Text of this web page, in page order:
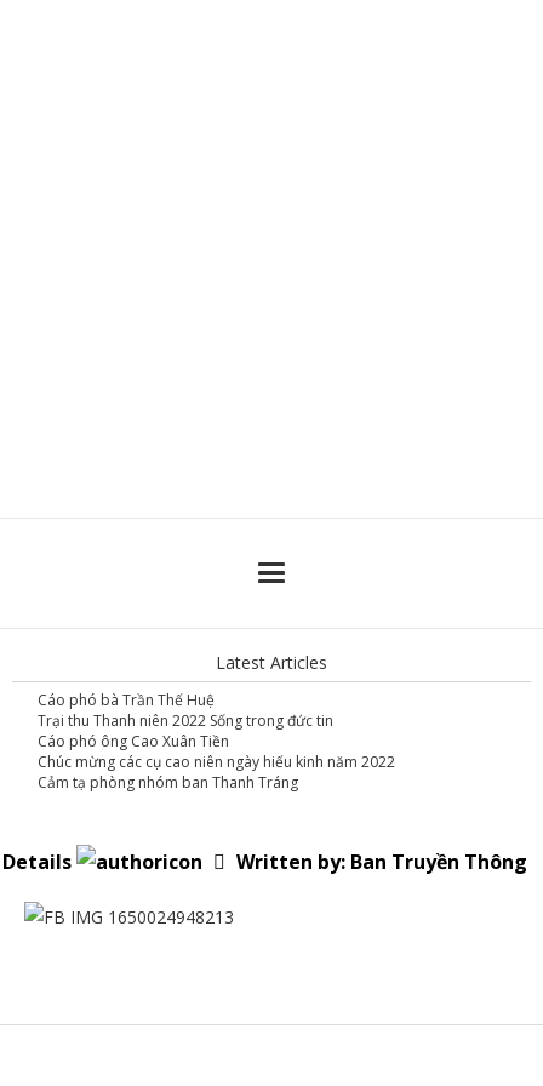
Latest Articles
Cáo phó bà Trần Thế Huệ
Trại thu Thanh niên 2022 Sống trong đức tin
Cáo phó ông Cao Xuân Tiền
Chúc mừng các cụ cao niên ngày hiếu kinh năm 2022
Cảm tạ phòng nhóm ban Thanh Tráng
Details Written by: Ban Truyền Thông